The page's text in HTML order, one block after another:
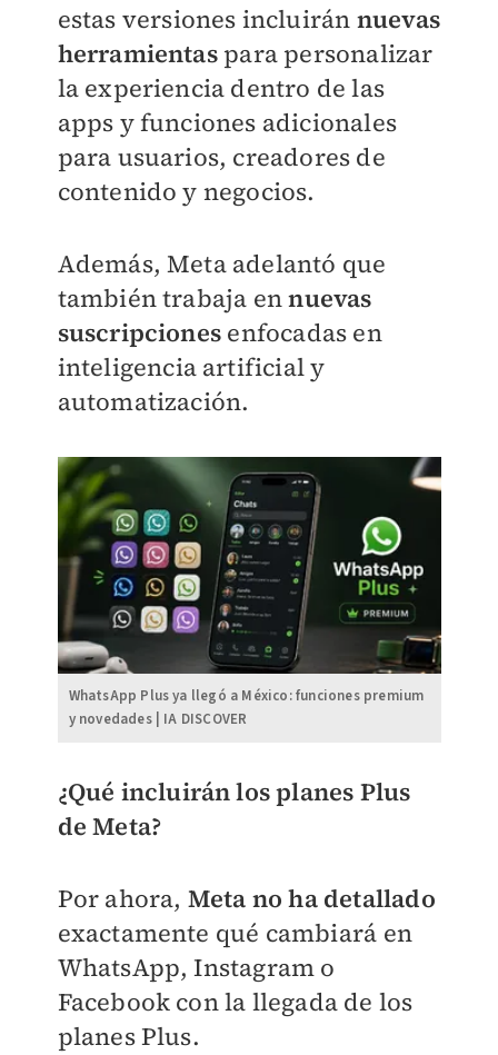
estas versiones incluirán nuevas
herramientaspara personalizar
la experiencia dentro de las
apps y funciones adicionales
para usuarios, creadores de
contenido y negocios.
Además, Meta adelantó que
también trabaja ennuevas
suscripciones enfocadas en
inteligencia artificial y
automatización.
WhatsApp Plus ya llegó a México: funciones premium
y novedades | IA DISCOVER
¿Qué incluirán los planes Plus
de Meta?
Por ahora, Meta no ha detallado
exactamente qué cambiará en
WhatsApp, Instagram o
Facebook con la llegada de los
planes Plus.